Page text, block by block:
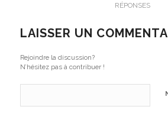
RÉPONSES
LAISSER UN
Rejoindre la discussion?
N’hésitez pas à contribuer !